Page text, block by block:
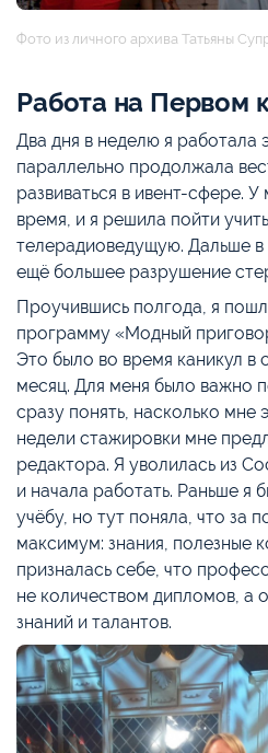
Фото из личного архива Татьяны
Работа на Первом
Два дня в неделю я работала
параллельно продолжала
развиваться в ивент-сфере.
время, и я решила пойти
телерадиоведущую. Дальше
ещё большее разрушение
Проучившись полгода, я
программу «Модный
Это было во время каникул в
месяц. Для меня было важно
сразу понять, насколько мне
недели стажировки мне
редактора. Я уволилась из
и начала работать. Раньше я
учёбу, но тут поняла, что за
максимум: знания, полезные
призналась себе, что
не количеством дипломов, а
знаний и талантов.